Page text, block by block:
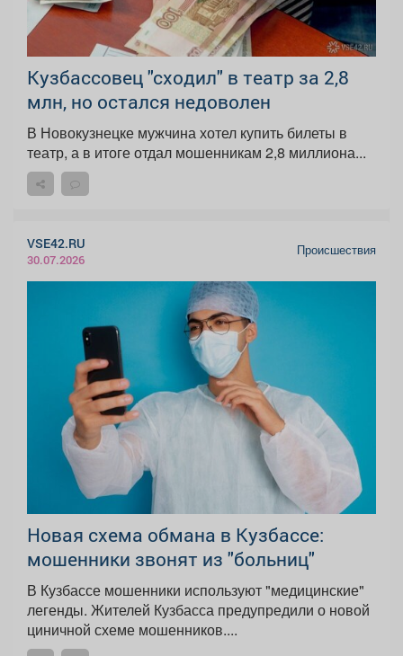
Кузбассовец "сходил" в театр за 2,8
млн, но остался недоволен
В Новокузнецке мужчина хотел купить билеты в
театр, а в итоге отдал мошенникам 2,8 миллиона...
VSE42.RU
30.07.2026
Происшествия
Новая схема обмана в Кузбассе:
мошенники звонят из "больниц"
В Кузбассе мошенники используют "медицинские"
легенды. Жителей Кузбасса предупредили о новой
циничной схеме мошенников....